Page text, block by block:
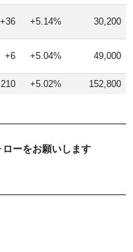
+36 +5.14% 30,200
+6 +5.04% 49,000
+5.02% 152,800
ーをお願いします